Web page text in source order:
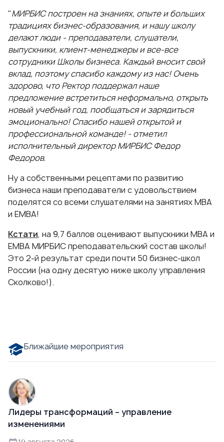
"МИРБИС построен на знаниях, опыте и больших
традициях бизнес-образования, и нашу школу
делают люди - преподаватели, слушатели,
выпускники, клиент-менеджеры и все-все
сотрудники Школы бизнеса. Каждый вносит свой
вклад, поэтому спасибо каждому из нас! Очень
здорово, что Ректор поддержал наше
предложение встретиться неформально, открыть
новый учебный год, пообщаться и зарядиться
эмоционально! Спасибо нашей открытой и
профессиональной команде! - отметил
исполнительный директор МИРБИС Федор
Федоров.
Ну а собственными рецептами по развитию
бизнеса наши преподаватели с удовольствием
поделятся со всеми слушателями на занятиях МВА
и ЕМВА!
Кстати, на 9,7 баллов оценивают выпускники МВА и
ЕМВА МИРБИС преподавательский состав школы!
Это 2-й результат среди почти 50 бизнес-школ
России (на одну десятую ниже школу управления
Сколково!).
Ближайшие мероприятия
Лидеры трансформаций – управление
изменениями